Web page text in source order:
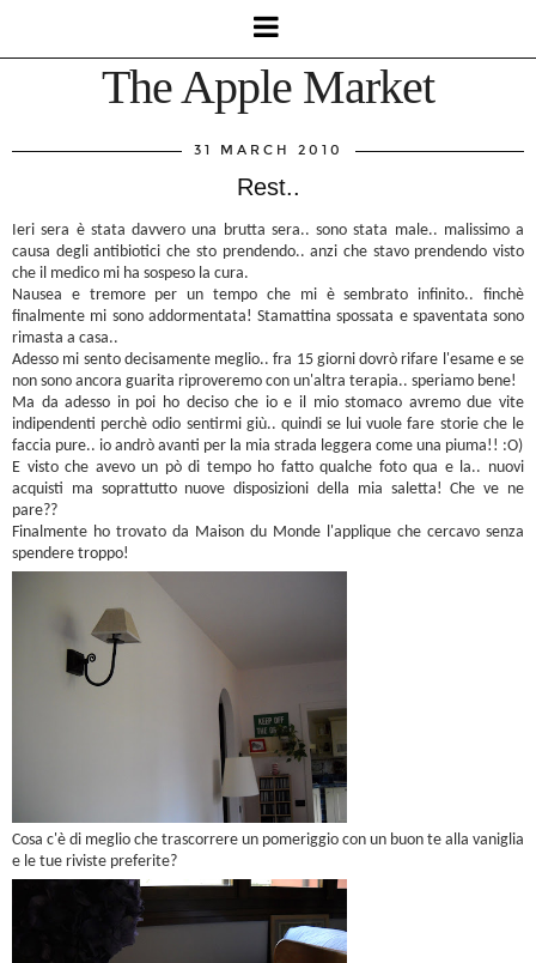
The Apple Market
31 MARCH 2010
Rest..
Ieri sera è stata davvero una brutta sera.. sono stata male.. malissimo a
causa degli antibiotici che sto prendendo.. anzi che stavo prendendo visto
che il medico mi ha sospeso la cura.
Nausea e tremore per un tempo che mi è sembrato infinito.. finchè
finalmente mi sono addormentata! Stamattina spossata e spaventata sono
rimasta a casa..
Adesso mi sento decisamente meglio.. fra 15 giorni dovrò rifare l'esame e se
non sono ancora guarita riproveremo con un'altra terapia.. speriamo bene!
Ma da adesso in poi ho deciso che io e il mio stomaco avremo due vite
indipendenti perchè odio sentirmi giù.. quindi se lui vuole fare storie che le
faccia pure.. io andrò avanti per la mia strada leggera come una piuma!! :O)
E visto che avevo un pò di tempo ho fatto qualche foto qua e la.. nuovi
acquisti ma soprattutto nuove disposizioni della mia saletta! Che ve ne
pare??
Finalmente ho trovato da Maison du Monde l'applique che cercavo senza
spendere troppo!
Cosa c'è di meglio che trascorrere un pomeriggio con un buon te alla vaniglia
e le tue riviste preferite?